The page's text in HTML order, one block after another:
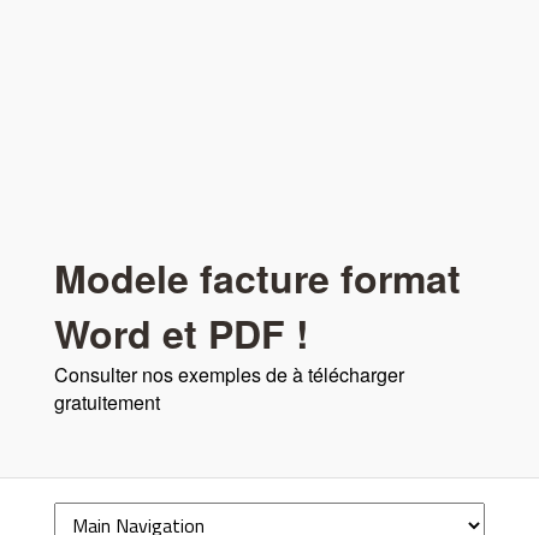
Modele facture format
Word et PDF !
Consulter nos exemples de à télécharger
gratuitement